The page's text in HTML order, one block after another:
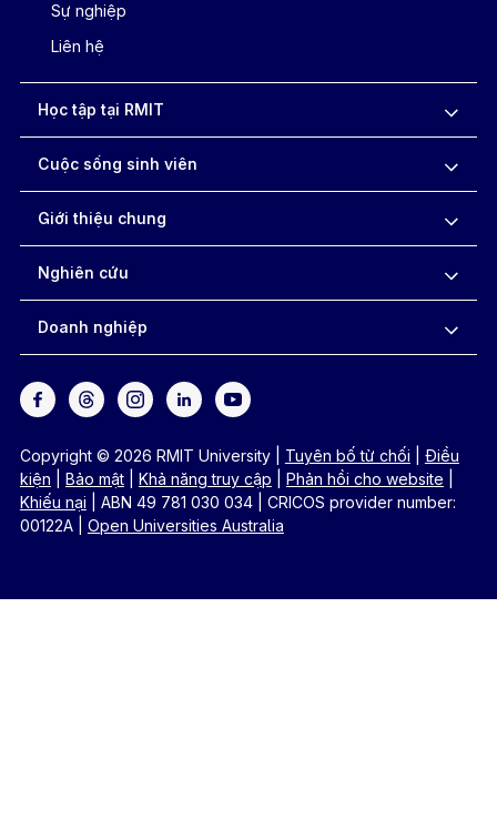
Sự nghiệp
Liên hệ
Học tập tại RMIT
Cuộc sống sinh viên
Giới thiệu chung
Nghiên cứu
Doanh nghiệp
Copyright © 2026 RMIT University Tuyên bố từ chối
Điều
kiện
Bảo mật| Khả năng truy cập Phản hồi cho website
Khiếu nại
ABN 49 781 030 034
CRICOS provider number:
00122A
Open Universities Australia